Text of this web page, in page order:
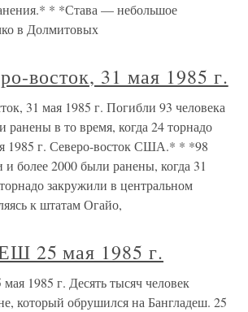
* *Става — небольшое
в Долмитовых
восток, 31 мая 1985 г.
31 мая 1985 г. Погибли 93 человека
ранены в то время, когда 24 торнадо
1985 г. Северо-восток США.* * *98
и более 2000 были ранены, когда 31
закружили в центральном
к штатам Огайо,
25 мая 1985 г.
1985 г. Десять тысяч человек
который обрушился на Бангладеш. 25